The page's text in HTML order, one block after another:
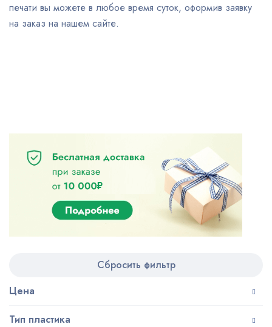
Сбросить фильтр
Цена
Тип пластика
печати вы можете в любое время суток, оформив заявку
на заказ на нашем сайте.